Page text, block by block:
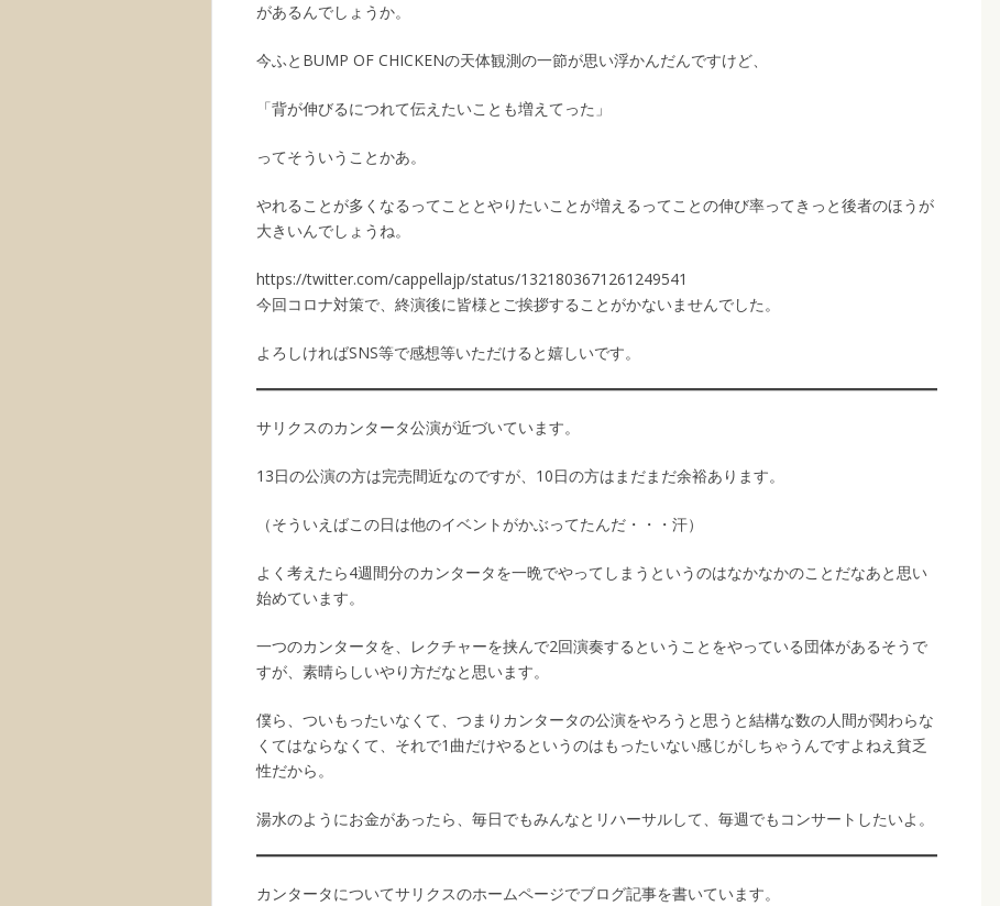
があるんでしょうか。
今ふとBUMP OF CHICKENの天体観測の一節が思い浮かんだんですけど、
「背が伸びるにつれて伝えたいことも増えてった」
ってそういうことかあ。
やれることが多くなるってこととやりたいことが増えるってことの伸び率ってきっと後者のほうが
大きいんでしょうね。
https://twitter.com/cappellajp/status/1321803671261249541
今回コロナ対策で、終演後に皆様とご挨拶することがかないませんでした。
よろしければSNS等で感想等いただけると嬉しいです。
サリクスのカンタータ公演が近づいています。
13日の公演の方は完売間近なのですが、10日の方はまだまだ余裕あります。
（そういえばこの日は他のイベントがかぶってたんだ・・・汗）
よく考えたら4週間分のカンタータを一晩でやってしまうというのはなかなかのことだなあと思い
始めています。
一つのカンタータを、レクチャーを挟んで2回演奏するということをやっている団体があるそうで
すが、素晴らしいやり方だなと思います。
僕ら、ついもったいなくて、つまりカンタータの公演をやろうと思うと結構な数の人間が関わらな
くてはならなくて、それで1曲だけやるというのはもったいない感じがしちゃうんですよねえ貧乏
性だから。
湯水のようにお金があったら、毎日でもみんなとリハーサルして、毎週でもコンサートしたいよ。
カンタータについてサリクスのホームページでブログ記事を書いています。